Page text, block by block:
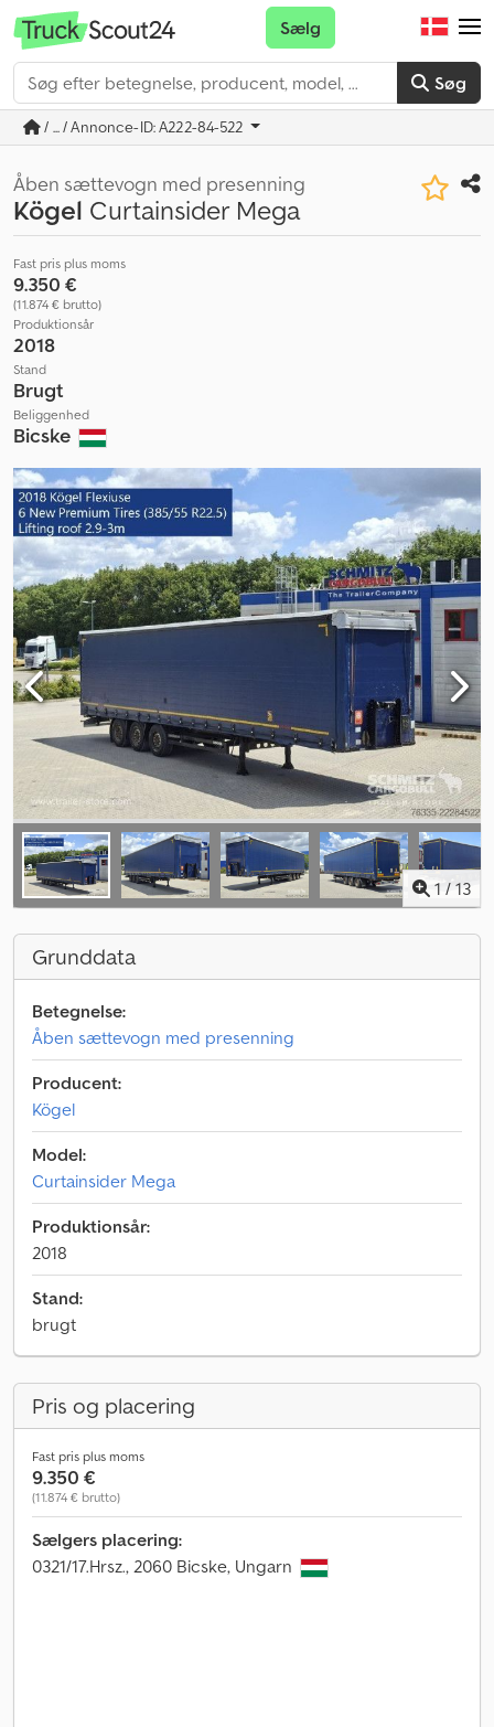
Søg
Sælg
/ ... / Annonce-ID: A222-84-522
Åben sættevogn med presenning
Kögel Curtainsider Mega
Fast pris plus moms
9.350 €
(11.874 € brutto)
Produktionsår
2018
Stand
Brugt
Beliggenhed
Bicske
1 / 13
Grunddata
Betegnelse:
Åben sættevogn med presenning
Producent:
Kögel
Model:
Curtainsider Mega
Produktionsår:
2018
Stand:
brugt
Pris og placering
Fast pris plus moms
9.350 €
(11.874 € brutto)
Sælgers placering:
0321/17.Hrsz., 2060 Bicske, Ungarn